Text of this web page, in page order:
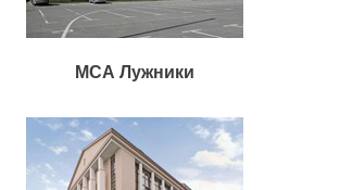
МСА Лужники